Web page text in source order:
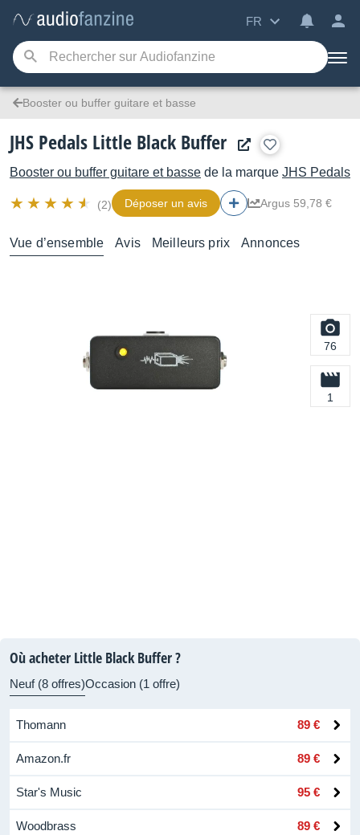
FR
Booster ou buffer guitare et basse
JHS Pedals Little Black Buffer
Booster ou buffer guitare et basse de la marque JHS Pedals
(2) Déposer un avis Argus 59,78 €
Vue d’ensemble Avis Meilleurs prix Annonces
76
1
Où acheter Little Black Buffer ?
Neuf (8 offres)Occasion (1 offre)
Thomann 89 €
Amazon.fr 89 €
Star's Music 95 €
Woodbrass 89 €